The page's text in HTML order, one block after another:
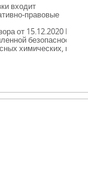
входит
правовые
от 15.12.2020 №
безопасности
химических,
безопасности